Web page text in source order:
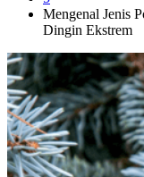
Mengenal Jenis
Dingin Ekstrem